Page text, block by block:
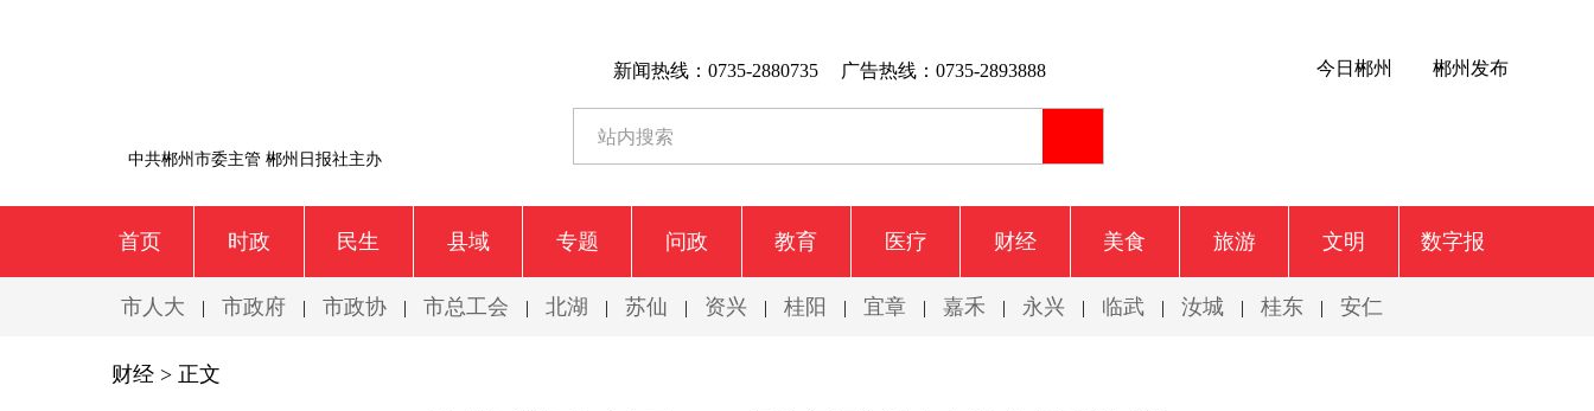
中共郴州市委主管 郴州日报社主办
新闻热线：0735-2880735 广告热线：0735-2893888 今日郴州 郴州发布
首页 时政 民生 县域 专题 问政 教育 医疗 财经 美食 旅游 文明 数字报
市人大 | 市政府 | 市政协 | 市总工会 | 北湖 | 苏仙 | 资兴 | 桂阳 | 宜章 | 嘉禾 | 永兴 | 临武 | 汝城 | 桂东 | 安仁
财经 > 正文